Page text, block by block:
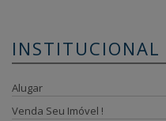
INSTITUCIONAL
Alugar
Venda Seu Imóvel !